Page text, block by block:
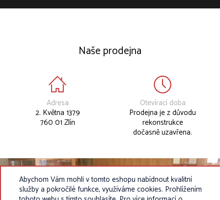
Naše prodejna
Adresa
2. Května 1379
760 01 Zlín
Otevírací doba
Prodejna je z důvodu
rekonstrukce
dočasně uzavřena.
Abychom Vám mohli v tomto eshopu nabídnout kvalitní
služby a pokročilé funkce, využíváme cookies. Prohlížením